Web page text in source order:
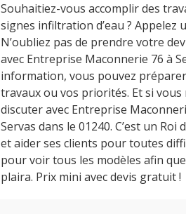
Souhaitiez-vous accomplir des
signes infiltration d’eau ? Appelez
N’oubliez pas de prendre votre
avec Entreprise Maconnerie 76 à
information, vous pouvez
travaux ou vos priorités. Et si vous
discuter avec Entreprise
Servas dans le 01240. C’est un
et aider ses clients pour toutes
pour voir tous les modèles afin
plaira. Prix mini avec devis gratuit !